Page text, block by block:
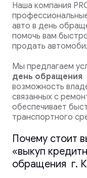
Наша компания
авто в день
помочь вам
продать
Мы предлагаем
день обращения
возможность
связанных с
обеспечивает
транспортного
Почему стоит
«выкуп
обращения г.